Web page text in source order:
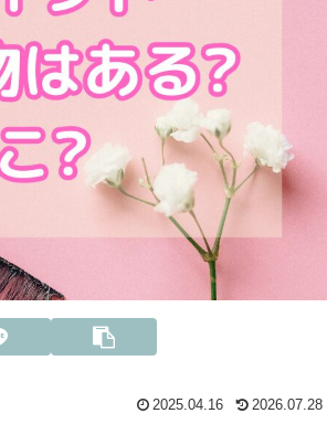
2025.04.16 2026.07.28